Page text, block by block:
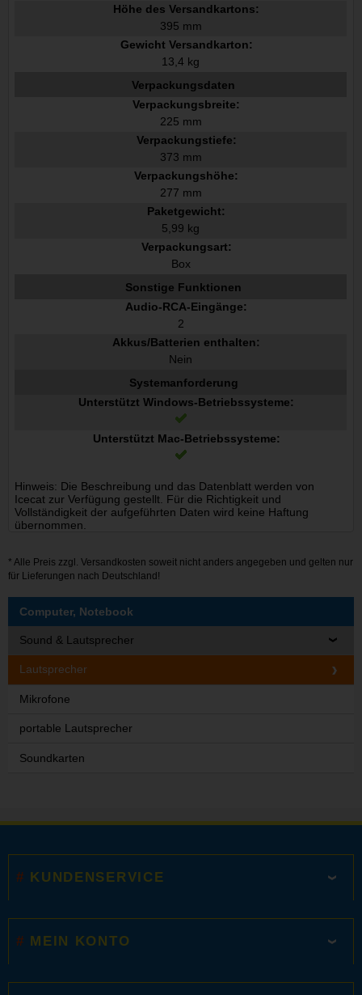
Höhe des Versandkartons:
395 mm
Gewicht Versandkarton:
13,4 kg
Verpackungsdaten
Verpackungsbreite:
225 mm
Verpackungstiefe:
373 mm
Verpackungshöhe:
277 mm
Paketgewicht:
5,99 kg
Verpackungsart:
Box
Sonstige Funktionen
Audio-RCA-Eingänge:
2
Akkus/Batterien enthalten:
Nein
Systemanforderung
Unterstützt Windows-Betriebssysteme:
Unterstützt Mac-Betriebssysteme:
Hinweis: Die Beschreibung und das Datenblatt werden von
Icecat zur Verfügung gestellt. Für die Richtigkeit und
Vollständigkeit der aufgeführten Daten wird keine Haftung
übernommen.
* Alle Preis zzgl. Versandkosten soweit nicht anders angegeben und gelten nur
für Lieferungen nach Deutschland!
Computer, Notebook
Sound & Lautsprecher
Lautsprecher
Mikrofone
portable Lautsprecher
Soundkarten
KUNDENSERVICE
MEIN KONTO